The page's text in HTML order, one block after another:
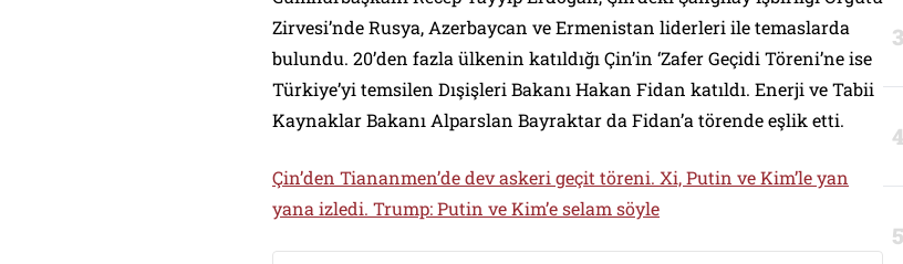
Zirvesi’nde Rusya, Azerbaycan ve Ermenistan liderleri ile temaslarda
bulundu. 20’den fazla ülkenin katıldığı Çin’in ‘Zafer Geçidi Töreni’ne ise
Türkiye’yi temsilen Dışişleri Bakanı Hakan Fidan katıldı. Enerji ve Tabii
Kaynaklar Bakanı Alparslan Bayraktar da Fidan’a törende eşlik etti.
Çin’den Tiananmen’de dev askeri geçit töreni. Xi, Putin ve Kim’le yan
yana izledi. Trump: Putin ve Kim’e selam söyle